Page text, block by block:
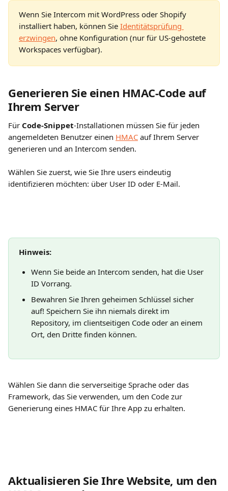
Wenn Sie Intercom mit WordPress oder Shopify
installiert haben, können Sie Identitätsprüfung
erzwingen, ohne Konfiguration (nur für US-gehostete
Workspaces verfügbar).
Generieren Sie einen HMAC-Code auf
Ihrem Server
Für Code-Snippet-Installationen müssen Sie für jeden
angemeldeten Benutzer einen HMAC auf Ihrem Server
generieren und an Intercom senden.
Wählen Sie zuerst, wie Sie Ihre users eindeutig
identifizieren möchten: über User ID oder E-Mail.
Hinweis:
Wenn Sie beide an Intercom senden, hat die User
ID Vorrang.
Bewahren Sie Ihren geheimen Schlüssel sicher
auf! Speichern Sie ihn niemals direkt im
Repository, im clientseitigen Code oder an einem
Ort, den Dritte finden können.
Wählen Sie dann die serverseitige Sprache oder das
Framework, das Sie verwenden, um den Code zur
Generierung eines HMAC für Ihre App zu erhalten.
Aktualisieren Sie Ihre Website, um den